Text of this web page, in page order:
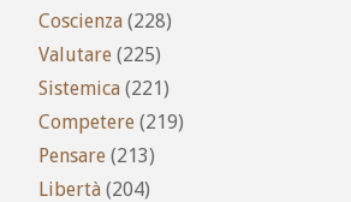
Coscienza (228)
Valutare (225)
Sistemica (221)
Competere (219)
Pensare (213)
Libertà (204)